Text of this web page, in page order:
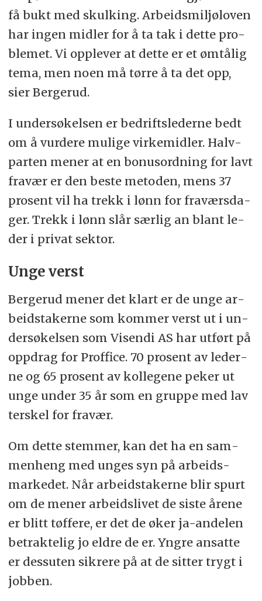
få bukt med skul­king. Ar­beids­mil­jø­lo­ven
har in­gen mid­ler for å ta tak i det­te pro­
ble­met. Vi opp­le­ver at dette er et øm­tå­lig
tema, men noen må tørre å ta det opp,
sier Bergerud.
I un­der­sø­kel­sen er be­drifts­le­der­ne bedt
om å vur­de­re mu­li­ge vir­ke­mid­ler. Halv­
par­ten me­ner at en bo­nus­ord­ning for lavt
fra­vær er den bes­te me­to­den, mens 37
pro­sent vil ha trekk i lønn for fra­værs­da­
ger. Trekk i lønn slår sær­lig an blant le­
der i pri­vat sek­tor.
Unge verst
Ber­ge­rud me­ner det klart er de unge ar­
beids­ta­ker­ne som kom­mer verst ut i un­
der­sø­kel­sen som Vi­sen­di AS har ut­ført på
opp­drag for Prof­fi­ce. 70 pro­sent av le­der­
ne og 65 pro­sent av kol­le­ge­ne pe­ker ut
unge un­der 35 år som en gruppe med lav
ters­kel for fra­vær.
Om det­te stem­mer, kan det ha en sam­
men­heng med un­ges syn på ar­beids­
mar­ke­det. Når ar­beids­ta­ker­ne blir spurt
om de mener ar­beids­livet de sis­te åre­ne
er blitt tøf­fe­re, er det de øker ja-an­de­len
be­trak­te­lig jo eldre de er. Yngre an­sat­te
er dess­uten sik­rere på at de sit­ter trygt i
job­ben.